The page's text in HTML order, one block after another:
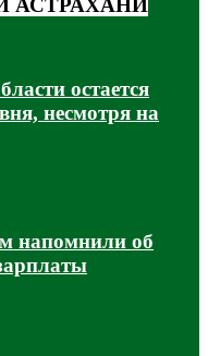
АСТРАХАНИ
остается
несмотря на
напомнили об